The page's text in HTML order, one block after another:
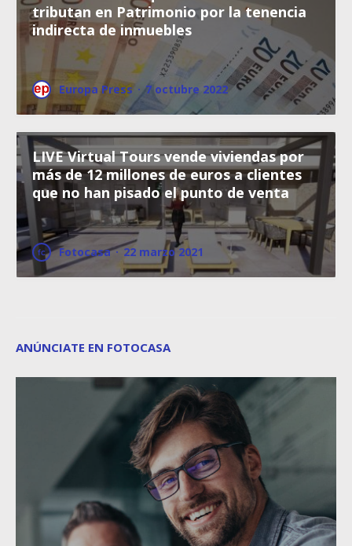
tributan en Patrimonio por la tenencia
indirecta de inmuebles
Europa Press · 7 octubre 2022
LIVE Virtual Tours vende viviendas por
más de 12 millones de euros a clientes
que no han pisado el punto de venta
Fotocasa · 22 marzo 2021
ANÚNCIATE EN FOTOCASA